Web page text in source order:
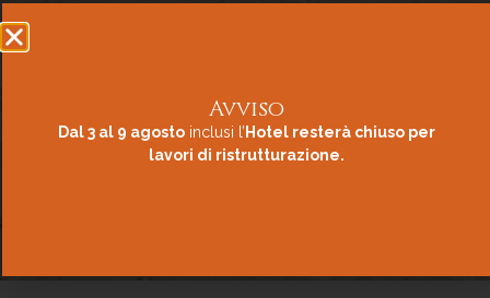
Avviso
Dal 3 al 9 agosto inclusi l’ Hotel resterà chiuso per
lavori di ristrutturazione.